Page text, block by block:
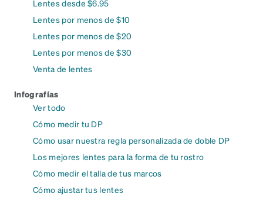
Lentes desde $6.95
Lentes por menos de $10
Lentes por menos de $20
Lentes por menos de $30
Venta de lentes
Infografías
Ver todo
Cómo medir tu DP
Cómo usar nuestra regla personalizada de doble DP
Los mejores lentes para la forma de tu rostro
Cómo medir el talla de tus marcos
Cómo ajustar tus lentes